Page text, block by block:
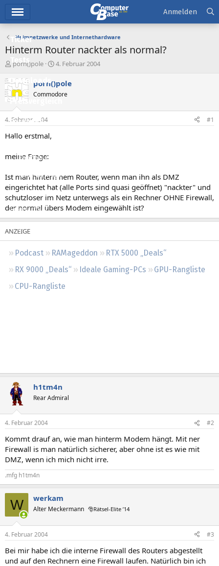
Ticker
Tests
Downloads
Preisvergleich
Forum
Aktuelles
Empfohlene Inhalte
Neue Beiträge
Neueste Aktivitäten
Leserartikel
Podcast RAMageddon
RTX 5000 „Deals“
RX 9000 „Deals“
Ideale Gaming-PCs
GPU-Rangliste
CPU-Rangliste
Anmelden
Heimnetzwerke und Internethardware
Hinterm Router nackter als normal?
E
s
t
e
l
e
r
porn()pole
E
s
t
e
t
4. Februar 2004
porn()pole
Commodore
4. Februar 2004 #1
Hallo erstmal,
meine Frage:
Ist man hintern nem Router, wenn man ihn als DMZ
eingerichtet hat (alle Ports sind quasi geöffnet) "nackter" und
schutzloser im Netz unterwegs als ein Rechner OHNE Firewall,
der normal übers Modem eingewählt ist?
h1tm4n
Rear Admiral
4. Februar 2004 #2
Kommt drauf an, wie man hinterm Modem hängt. Mit ner
Firewall is man natürlich sicherer, aber ohne ist es wie mit
DMZ, wenn ich mich nicht irre.
.mfg h1tm4n
W werkam
Alter Meckermann 🎅Rätsel-Elite ’14
4. Februar 2004 #3
Bei mir habe ich die interne Firewall des Routers abgestellt
und auf den Rechnern eine Firewall laufen. Natürlich bin ich